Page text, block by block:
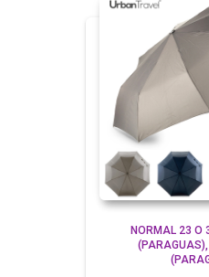
NORMAL 23 O
(PARAGUAS)